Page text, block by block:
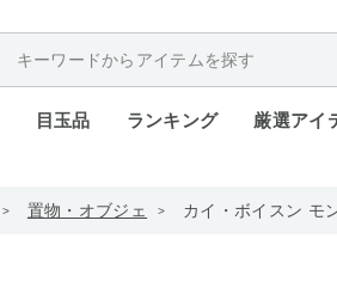
目玉品 ランキング 厳選アイ
置物・オブジェ カイ・ボイスン モ